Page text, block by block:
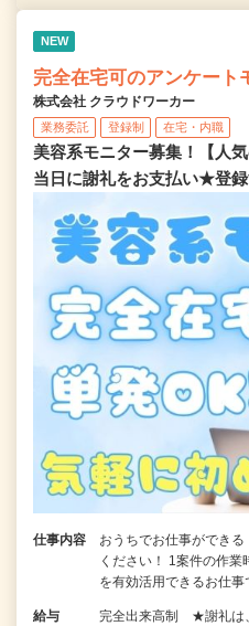
NEW
完全在宅可のアンケート
株式会社 クラウドワーカー
業務委託 登録制 在宅・内職
美容系モニター募集！【人
当日に謝礼をお支払い★登
仕事内容
おうちでお仕事ができ
ください！ 1案件の作
を有効活用できるお仕
給与
完全出来高制 ★謝礼は